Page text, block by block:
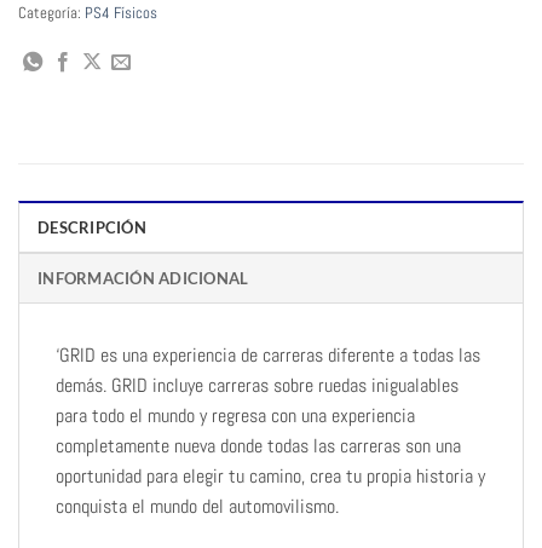
Categoría: PS4 Físicos
DESCRIPCIÓN
INFORMACIÓN ADICIONAL
‘GRID es una experiencia de carreras diferente a todas las
demás. GRID incluye carreras sobre ruedas inigualables
para todo el mundo y regresa con una experiencia
completamente nueva donde todas las carreras son una
oportunidad para elegir tu camino, crea tu propia historia y
conquista el mundo del automovilismo.